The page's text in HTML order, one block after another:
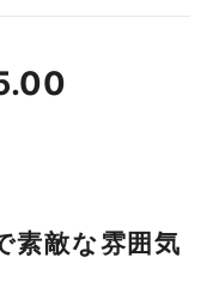
素敵な雰囲気